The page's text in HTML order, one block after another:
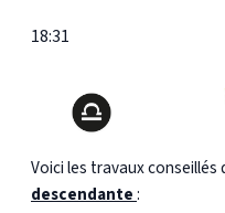
18:31
Voici les travaux
descendante: